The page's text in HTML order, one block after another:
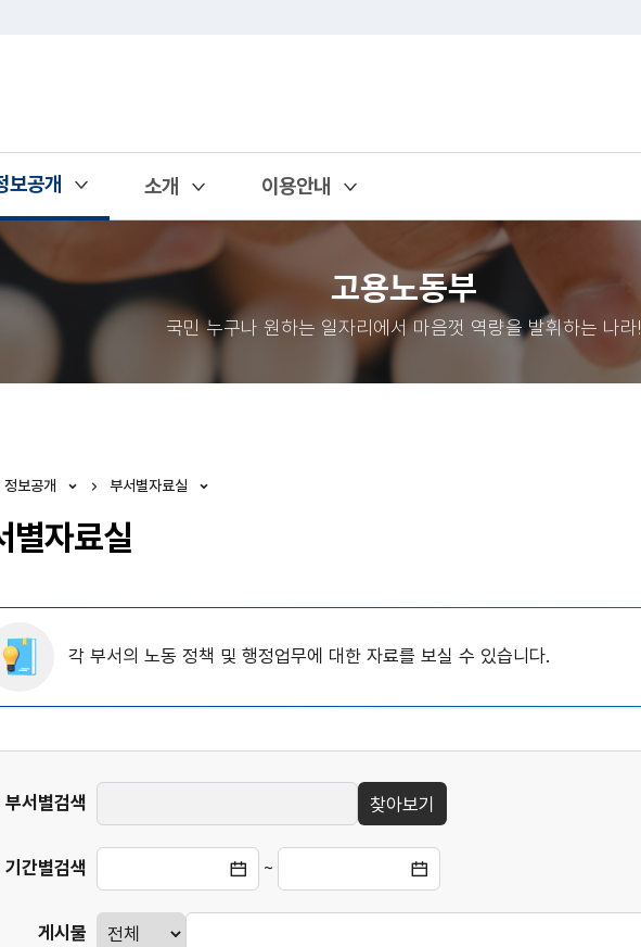
보공개
기 소개
열기
이용안내
열기
고용노동부
국민 누구나 원하는 일자리에서 마음껏 역량을 발휘하는 나라!
별자료실
정보공개 부서별자료실
각 부서의 노동 정책 및 행정업무에 대한 자료를 보실 수 있습니다.
시판
부서별검색 찾아보기
기간별검색 ~
게시물